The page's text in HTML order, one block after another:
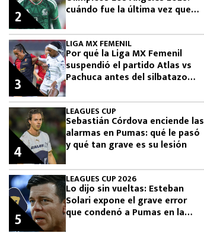
cuándo fue la última vez que
2
LIGA MX FEMENIL
Por qué la Liga MX Femenil
suspendió el partido Atlas vs
Pachuca antes del silbatazo
3
LEAGUES CUP
Sebastián Córdova enciende las
alarmas en Pumas: qué le pasó
y qué tan grave es su lesión
4
LEAGUES CUP 2026
Lo dijo sin vueltas: Esteban
Solari expone el grave error
que condenó a Pumas en la
5